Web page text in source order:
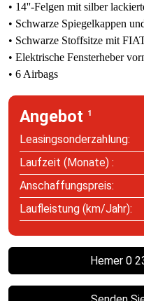
​• 14''-Felgen mit silber
• Schwarze Spiegelkappen​
• Schwarze Stoffsitze mit
• Elektrische Fensterheber
• 6 Airbags
Angebot 1
Leasingsonderzahlung:
Laufzeit (Monate) :
Anschaffungspreis:
Laufleistung (km/Jahr):
Hemer 0